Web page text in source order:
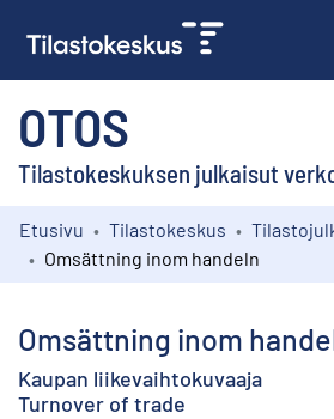
OTOS
Tilastokeskuksen julkaisut
Kokoelmat
Etusivu Tilastokeskus
Omsättning inom handeln
Omsättning inom
Kaupan liikevaihtokuvaaja
Turnover of trade